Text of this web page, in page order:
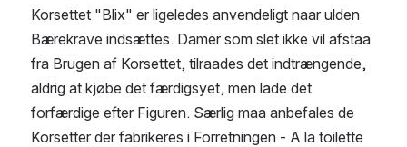
Korsettet "Blix" er ligeledes anvendeligt naar ulden
Bærekrave indsættes. Damer som slet ikke vil afstaa
fra Brugen af Korsettet, tilraades det indtrængende,
aldrig at kjøbe det færdigsyet, men lade det
forfærdige efter Figuren. Særlig maa anbefales de
Korsetter der fabrikeres i Forretningen - A la toilette